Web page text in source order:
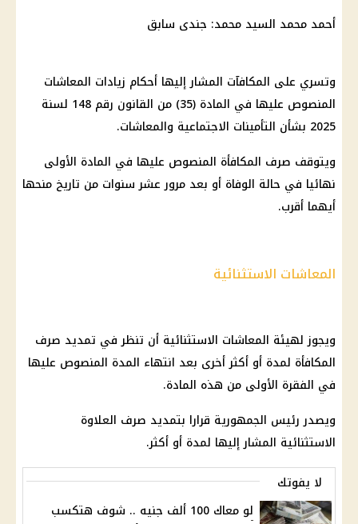
أحمد محمد السيد محمد: جندی سابق
وتسري على المكافآت المشار إليها أحكام زيادات المعاشات
المنصوص عليها في المادة (35) من القانون رقم 148 لسنة
2025 بشأن التأمينات الاجتماعية والمعاشات.
ويتوقف صرف المكافأة المنصوص عليها في المادة الأولى
نهائيا في حالة الوفاة أو بعد مرور عشر سنوات من تاريخ منحها
أيهما أقرب.
المعاشات الاستثنائية
ويجوز لهيئة المعاشات الاستثنائية أن تنظر في تمديد صرف
المكافأة لمدة أو أكثر أخرى بعد انتهاء المدة المنصوص عليها
في الفقرة الأولى من هذه المادة.
ويصدر رئيس الجمهورية قرارا بتمديد صرف العلاوة
الاستثنائية المشار إليها لمدة أو أكثر.
لا يفوتك
لو معاك 100 ألف جنيه .. شوف هتكسب